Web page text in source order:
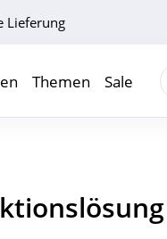
Lieferung
Themen Sale